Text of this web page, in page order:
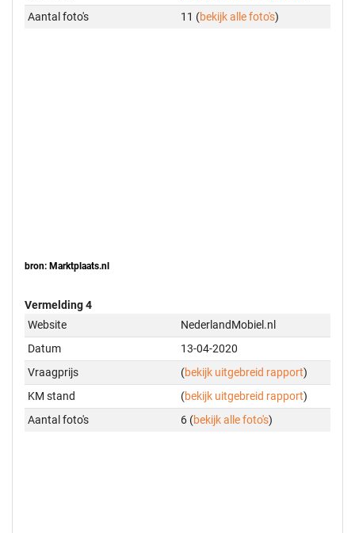
Aantal foto's
11 (bekijk alle foto's)
bron: Marktplaats.nl
Vermelding 4
Website
NederlandMobiel.nl
Datum
13-04-2020
Vraagprijs
(bekijk uitgebreid rapport)
KM stand
(bekijk uitgebreid rapport)
Aantal foto's
6 (bekijk alle foto's)